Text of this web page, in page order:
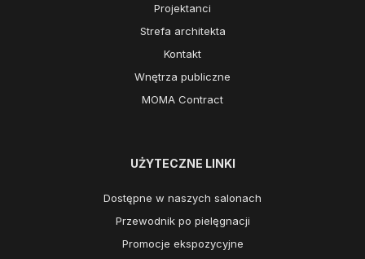
Projektanci
Strefa architekta
Kontakt
Wnętrza publiczne
MOMA Contract
UŻYTECZNE LINKI
Dostępne w naszych salonach
Przewodnik po pielęgnacji
Promocje ekspozycyjne